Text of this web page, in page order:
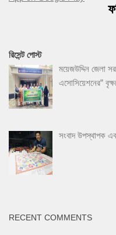
রিসেন্ট পোস্ট
ময়েজউদ্দিন জেলা
এসোসিয়েশনের”
সংবাদ উপস্থাপক
RECENT COMMENTS